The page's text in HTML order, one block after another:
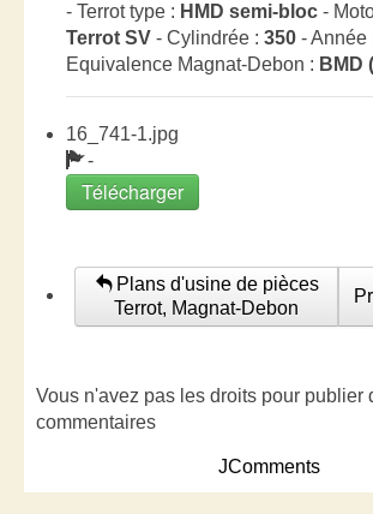
- Terrot type : HMD semi-bloc -
Terrot SV - Cylindrée : 350 - Année
Equivalence Magnat-Debon : BMD
16_741-1.jpg
-
Télécharger
Plans d'usine de pièces
Terrot, Magnat-Debon
Vous n'avez pas les droits pour publier
commentaires
JComments